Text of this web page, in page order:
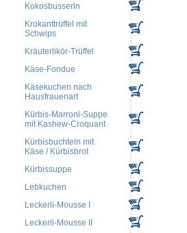
Kokosbusserln
Krokanttrüffel mit
Schwips
Kräuterlikör-Trüffel
Käse-Fondue
Käsekuchen nach
Hausfrauenart
Kürbis-Marroni-Suppe
mit Kashew-Croquant
Kürbisbuchteln mit
Käse / Kürbisbrot
Kürbissuppe
Lebkuchen
Leckerli-Mousse I
Leckerli-Mousse II